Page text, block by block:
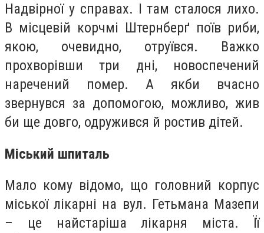
Надвірної у справах. І там сталося лихо.
В місцевій корчмі Штернберґ поїв риби,
якою, очевидно, отруївся. Важко
прохворівши три дні, новоспечений
наречений помер. А якби вчасно
звернувся за допомогою, можливо, жив
би ще довго, одружився й ростив дітей.
Міський шпиталь
Мало кому відомо, що головний корпус
міської лікарні на вул. Гетьмана Мазепи
– це найстаріша лікарня міста. Її